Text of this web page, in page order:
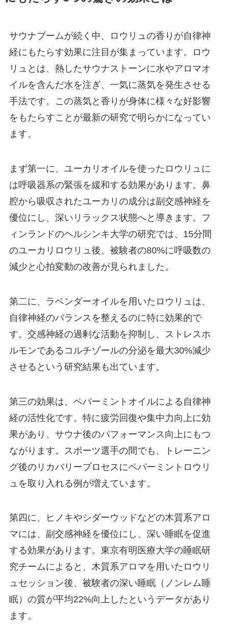
サウナブームが続く中、ロウリュの香りが自律神
経にもたらす効果に注目が集まっています。ロウ
リュとは、熱したサウナストーンに水やアロマオ
イルを含んだ水を注ぎ、一気に蒸気を発生させる
手法です。この蒸気と香りが身体に様々な好影響
をもたらすことが最新の研究で明らかになってい
ます。
まず第一に、ユーカリオイルを使ったロウリュに
は呼吸器系の緊張を緩和する効果があります。鼻
腔から吸収されたユーカリの成分は副交感神経を
優位にし、深いリラックス状態へと導きます。フ
ィンランドのヘルシンキ大学の研究では、15分間
のユーカリロウリュ後、被験者の80%に呼吸数の
減少と心拍変動の改善が見られました。
第二に、ラベンダーオイルを用いたロウリュは、
自律神経のバランスを整えるのに特に効果的で
す。交感神経の過剰な活動を抑制し、ストレスホ
ルモンであるコルチゾールの分泌を最大30%減少
させるという研究結果も出ています。
第三の効果は、ペパーミントオイルによる自律神
経の活性化です。特に疲労回復や集中力向上に効
果があり、サウナ後のパフォーマンス向上にもつ
ながります。スポーツ選手の間でも、トレーニン
グ後のリカバリープロセスにペパーミントロウリ
ュを取り入れる例が増えています。
第四に、ヒノキやシダーウッドなどの木質系アロ
マには、副交感神経を優位にし、深い睡眠を促進
する効果があります。東京有明医療大学の睡眠研
究チームによると、木質系アロマを用いたロウリ
ュセッション後、被験者の深い睡眠（ノンレム睡
眠）の質が平均22%向上したというデータがあり
ます。